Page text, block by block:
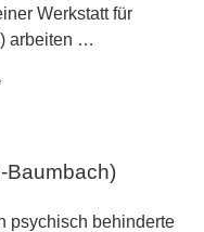
Werkstatt für
arbeiten …
Baumbach)
psychisch behinderte